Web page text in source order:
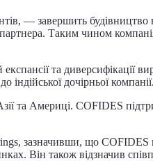
— завершить будівництво
Таким чином
та диверсифікації
дочірньої компанії.
та Америці. COFIDES
зазначивши, що COFIDES
Він також відзначив